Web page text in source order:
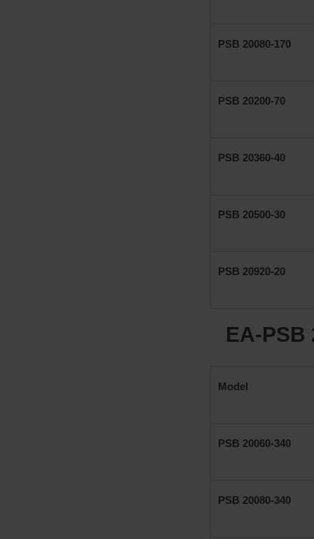
PSB 20080-170
PSB 20200-70
PSB 20360-40
PSB 20500-30
PSB 20920-20
EA-PSB
Model
PSB 20060-340
PSB 20080-340